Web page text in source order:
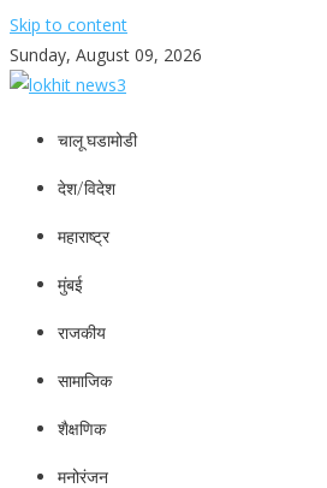
Skip to content
Sunday, August 09, 2026
lokhit news3
lokhit news 3
चालू घडामोडी
देश/विदेश
महाराष्ट्र
मुंबई
राजकीय
सामाजिक
शैक्षणिक
मनोरंजन